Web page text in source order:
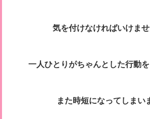
気を付けなければいけませ
一人ひとりがちゃんとした行動
また時短になってしまい